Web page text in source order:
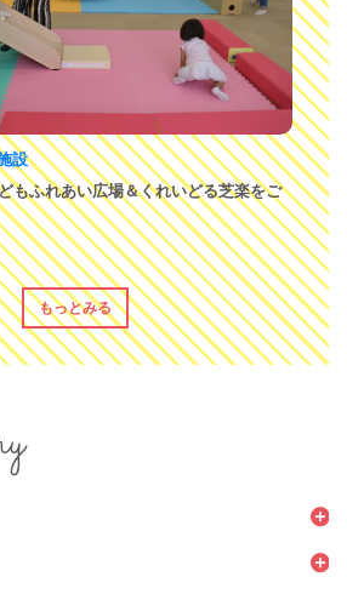
設
もふれあい広場＆くれいどる芝楽をご
もっとみる